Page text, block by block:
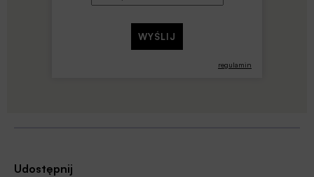
regulamin
Udostępnij